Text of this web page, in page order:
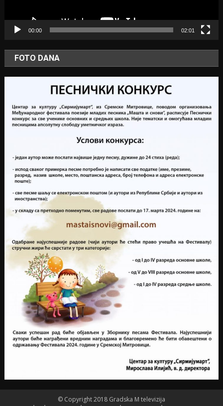
00:00 02:01
FOTO DANA
© Copyright 2018 Gradska M televizija